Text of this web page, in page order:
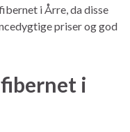
i Årre, da disse
priser og god
i